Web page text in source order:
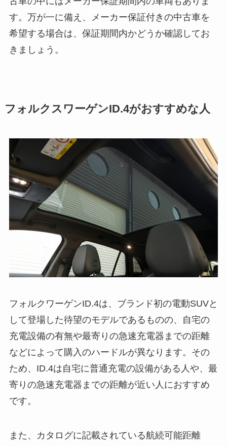
す。万が一に備え、メーカー保証付きの中古車を
希望する場合は、保証期間内かどうか確認してお
きましょう。
フォルクスワーゲンID.4がおすすめな人
フォルクワーゲンID.4は、ブランド初の電動SUVと
して登場した待望のモデルであるものの、自宅の
充電設備の有無や最寄りの急速充電器までの距離
などによって購入のハードルが異なります。その
ため、ID.4は自宅に普通充電の設備がある人や、最
寄りの急速充電器までの距離が近い人におすすめ
です。
また、カタログに記載されている航続可能距離